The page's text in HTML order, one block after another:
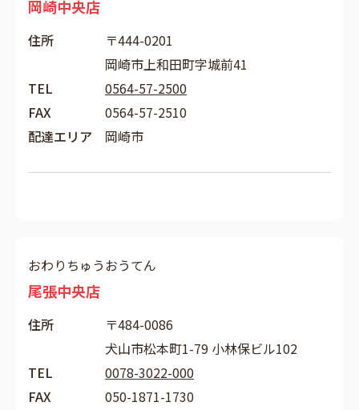
岡崎中央店
住所
〒444-0201
岡崎市上和田町字城前41
TEL
0564-57-2500
FAX
0564-57-2510
配達エリア
岡崎市
おわりちゅうおうてん
尾張中央店
住所
〒484-0086
犬山市松本町1-79 小林保ビル102
TEL
0078-3022-000
FAX
050-1871-1730